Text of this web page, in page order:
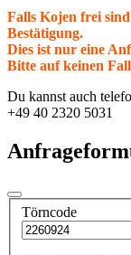
Falls Kojen frei
Bestätigung.
Dies ist nur eine
Bitte auf keinen
Du kannst auch
+49 40 2320 5031
Törncode